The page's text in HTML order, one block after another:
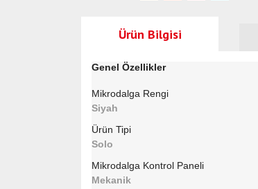
Ürün Bilgisi
Genel Özellikler
Mikrodalga Rengi
Siyah
Ürün Tipi
Solo
Mikrodalga Kontrol Paneli
Mekanik